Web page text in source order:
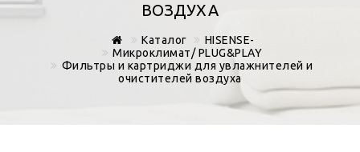
ВОЗДУХА
Каталог
HISENSE-
Микроклимат/ PLUG&PLAY
Фильтры и картриджи для увлажнителей и
очистителей воздуха